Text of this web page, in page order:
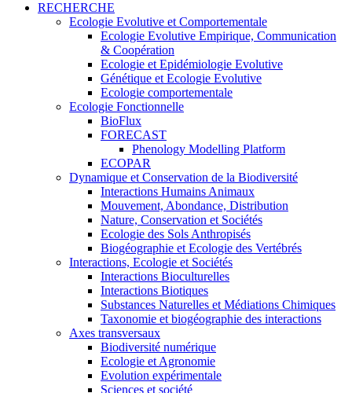
RECHERCHE
Ecologie Evolutive et Comportementale
Ecologie Evolutive Empirique, Communication
& Coopération
Ecologie et Epidémiologie Evolutive
Génétique et Ecologie Evolutive
Ecologie comportementale
Ecologie Fonctionnelle
BioFlux
FORECAST
Phenology Modelling Platform
ECOPAR
Dynamique et Conservation de la Biodiversité
Interactions Humains Animaux
Mouvement, Abondance, Distribution
Nature, Conservation et Sociétés
Ecologie des Sols Anthropisés
Biogéographie et Ecologie des Vertébrés
Interactions, Ecologie et Sociétés
Interactions Bioculturelles
Interactions Biotiques
Substances Naturelles et Médiations Chimiques
Taxonomie et biogéographie des interactions
Axes transversaux
Biodiversité numérique
Ecologie et Agronomie
Evolution expérimentale
Sciences et société